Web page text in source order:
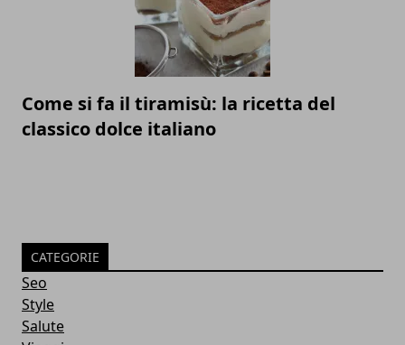
Come si fa il tiramisù: la ricetta del
classico dolce italiano
CATEGORIE
Seo
Style
Salute